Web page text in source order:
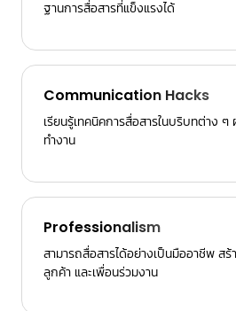
ฐานการสื่อสารที่แข็งแรงได้
Communication Hacks
เรียนรู้เทคนิคการสื่อสารในบริบทต่าง
ทำงาน
Professionalism
สามารถสื่อสารได้อย่างเป็นมืออาชีพ สร้
ลูกค้า และเพื่อนร่วมงาน